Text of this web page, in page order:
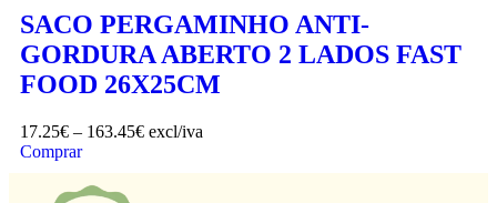
SACO PERGAMINHO ANTI-
GORDURA ABERTO 2 LADOS FAST
FOOD 26X25CM
17.25€ – 163.45€ excl/iva
Comprar